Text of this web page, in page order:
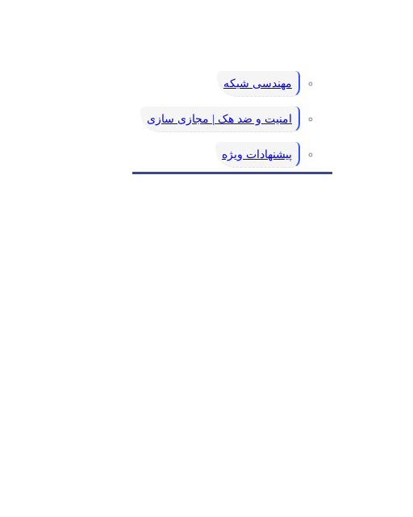
مهندسی شبکه
امنیت و ضد هک | مجازی سازی
پیشنهادات ویژه